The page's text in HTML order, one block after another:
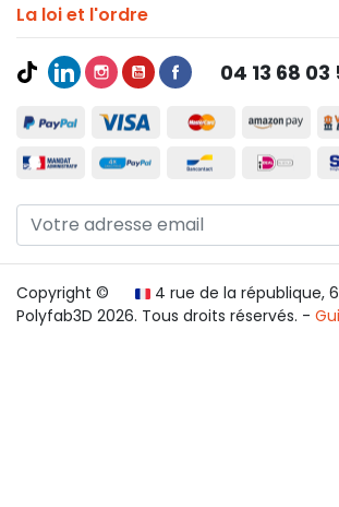
La loi et l'ordre
04 13 68 03
4 rue de la république,
Copyright ©
Polyfab3D 2026. Tous droits réservés. -